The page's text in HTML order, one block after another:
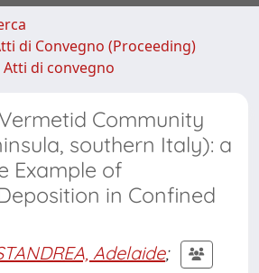
di Convegno (Proceeding)
di convegno
Community
southern Italy): a
Example of
in Confined
Adelaide;